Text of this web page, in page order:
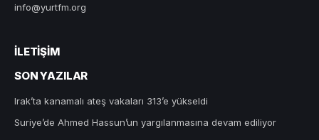
info@yurtfm.org
İLETIŞIM
SON YAZILAR
Irak’ta kanamalı ateş vakaları 313’e yükseldi
Suriye’de Ahmed Hassun’un yargılanmasına devam ediliyor